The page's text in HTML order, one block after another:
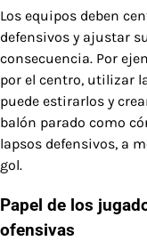
Los equipos deben
defensivos y ajustar
consecuencia. Por
por el centro, utilizar
puede estirarlos y
balón parado como
lapsos defensivos, a
gol.
Papel de los
ofensivas